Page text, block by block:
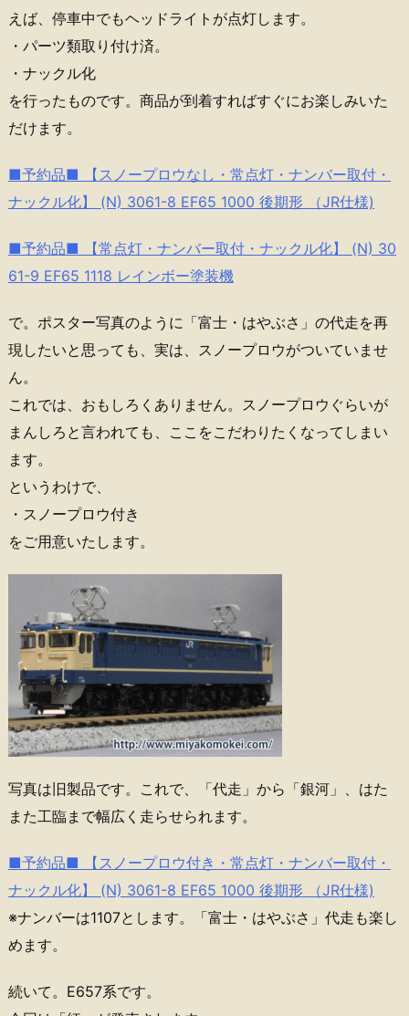
えば、停車中でもヘッドライトが点灯します。
・パーツ類取り付け済。
・ナックル化
を行ったものです。商品が到着すればすぐにお楽しみいた
だけます。
■予約品■ 【スノープロウなし・常点灯・ナンバー取付・
ナックル化】 (N) 3061-8 EF65 1000 後期形 （JR仕様)
■予約品■ 【常点灯・ナンバー取付・ナックル化】 (N) 30
61-9 EF65 1118 レインボー塗装機
で。ポスター写真のように「富士・はやぶさ」の代走を再
現したいと思っても、実は、スノープロウがついていませ
ん。
これでは、おもしろくありません。スノープロウぐらいが
まんしろと言われても、ここをこだわりたくなってしまい
ます。
というわけで、
・スノープロウ付き
をご用意いたします。
写真は旧製品です。これで、「代走」から「銀河」、はた
また工臨まで幅広く走らせられます。
■予約品■ 【スノープロウ付き・常点灯・ナンバー取付・
ナックル化】 (N) 3061-8 EF65 1000 後期形 （JR仕様)
※ナンバーは1107とします。「富士・はやぶさ」代走も楽し
めます。
続いて。E657系です。